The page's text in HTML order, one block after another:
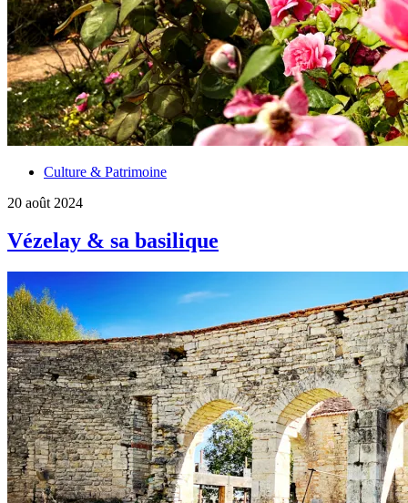
Culture & Patrimoine
20 août 2024
Vézelay & sa basilique